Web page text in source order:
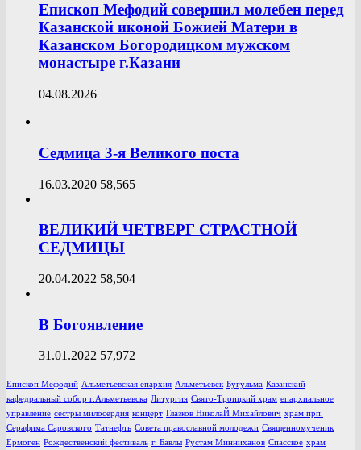
Епископ Мефодий совершил молебен перед
Казанской иконой Божией Матери в
Казанском Богородицком мужском
монастыре г.Казани
04.08.2026
Седмица 3-я Великого поста
16.03.2020 58,565
ВЕЛИКИЙ ЧЕТВЕРГ СТРАСТНОЙ
СЕДМИЦЫ
20.04.2022 58,504
В Богоявление
31.01.2022 57,972
Епископ Мефодий Альметьевская епархия Альметьевск Бугульма Казанский
кафедральный собор г.Альметьевска Литургия Свято-Троицкий храм епархиальное
управление сестры милосердия концерт Глазков НиколаЙ Михайлович храм прп.
Серафима Саровского Татнефть Совета православной молодежи Священномученик
Ермоген Рождественский фестиваль г. Бавлы Рустам Минниханов Спасское храм